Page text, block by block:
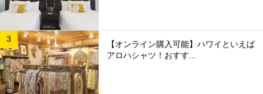
【オンライン購入可能】ハワイといえば
アロハシャツ！おすす...